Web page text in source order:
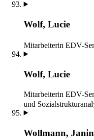
Wolf, Lucie
Mitarbeiterin EDV-
Wolf, Lucie
Mitarbeiterin EDV-
und
Wollmann,